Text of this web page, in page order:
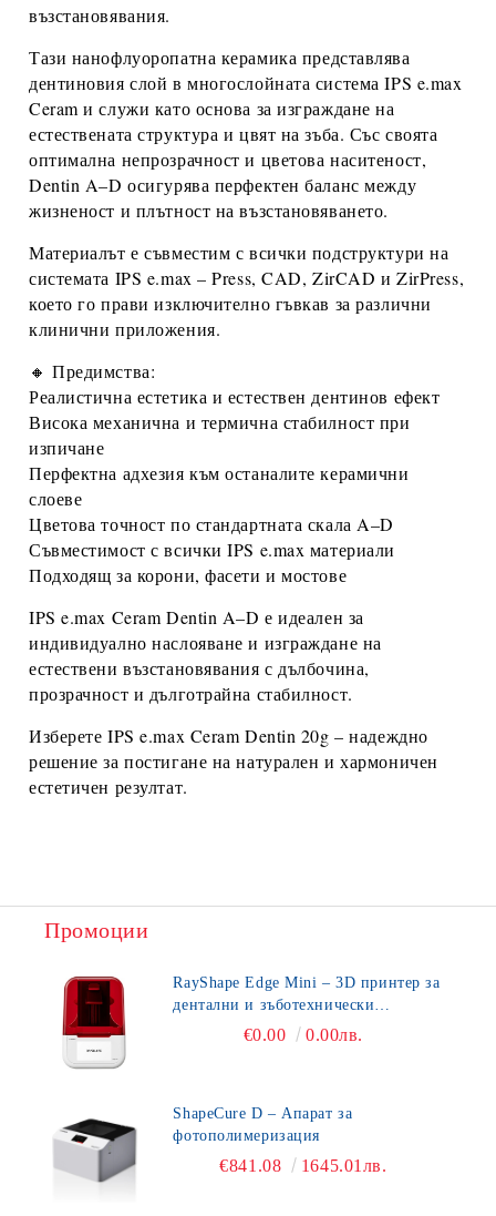
възстановявания.
Тази нанофлуоропатна керамика представлява
дентиновия слой в многослойната система IPS e.max
Ceram и служи като основа за изграждане на
естествената структура и цвят на зъба. Със своята
оптимална непрозрачност и цветова наситеност,
Dentin A–D осигурява перфектен баланс между
жизненост и плътност на възстановяването.
Материалът е съвместим с всички подструктури на
системата IPS e.max – Press, CAD, ZirCAD и ZirPress,
което го прави изключително гъвкав за различни
клинични приложения.
🔸 Предимства:
Реалистична естетика и естествен дентинов ефект
Висока механична и термична стабилност при
изпичане
Перфектна адхезия към останалите керамични
слоеве
Цветова точност по стандартната скала A–D
Съвместимост с всичкиIPS e.max материали
Подходящ за корони, фасети и мостове
IPS e.max Ceram Dentin A–D е идеален за
индивидуално наслояване и изграждане на
естествени възстановявания с дълбочина,
прозрачност и дълготрайна стабилност.
ИзберетеIPS e.max Ceram Dentin 20g – надеждно
решение за постигане на натурален и хармоничен
естетичен резултат.
Промоции
RayShape Edge Mini – 3D принтер за
дентални и зъботехнически
приложения€0.00 0.00лв.
ShapeCure D – Апарат за
фотополимеризация
€841.08 1645.01лв.